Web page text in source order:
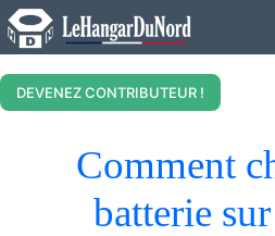
DEVENEZ CONTRIBUTEUR !
Comment
batterie